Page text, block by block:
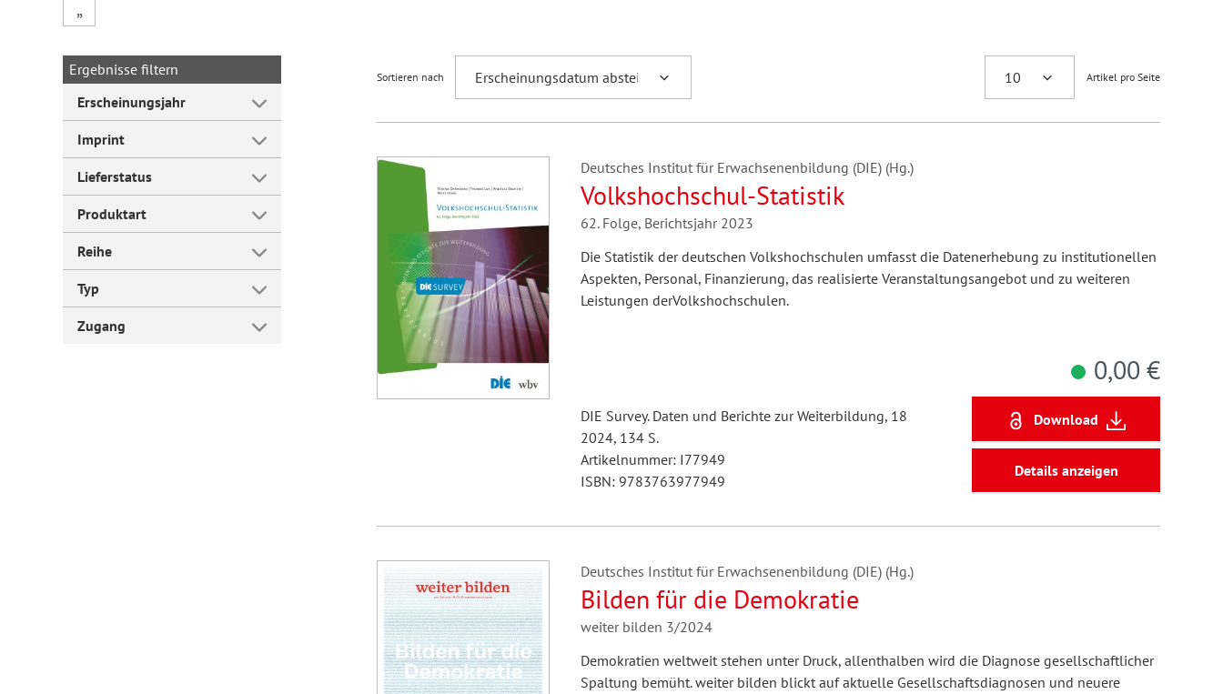
Forum Arbeitslehre
„
Ergebnisse filtern
Erscheinungsjahr
Imprint
Lieferstatus
Produktart
Reihe
Typ
Zugang
Sortieren nach Artikel pro Seite
Deutsches Institut für Erwachsenenbildung (DIE) (Hg.)
Volkshochschul-Statistik
62. Folge, Berichtsjahr 2023
Die Statistik der deutschen Volkshochschulen umfasst die Datenerhebung zu institutionellen
Aspekten, Personal, Finanzierung, das realisierte Veranstaltungsangebot und zu weiteren
Leistungen derVolkshochschulen.
DIE Survey. Daten und Berichte zur Weiterbildung, 18
2024, 134 S.
Artikelnummer: I77949
ISBN: 9783763977949
0,00 €
Download
Details anzeigen
Deutsches Institut für Erwachsenenbildung (DIE) (Hg.)
Bilden für die Demokratie
weiter bilden 3/2024
Demokratien weltweit stehen unter Druck, allenthalben wird die Diagnose gesellschaftlicher
Spaltung bemüht. weiter bilden blickt auf aktuelle Gesellschaftsdiagnosen und neuere